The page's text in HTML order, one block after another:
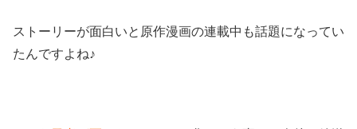
ストーリーが面白いと原作漫画の連載中も話題になってい
たんですよね♪